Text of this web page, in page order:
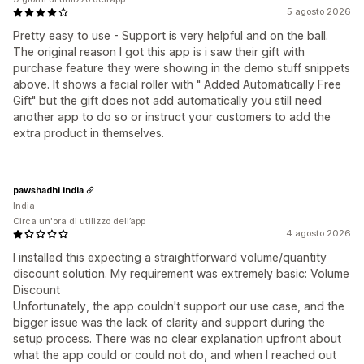
5 agosto 2026
Pretty easy to use - Support is very helpful and on the ball.
The original reason I got this app is i saw their gift with
purchase feature they were showing in the demo stuff snippets
above. It shows a facial roller with " Added Automatically Free
Gift" but the gift does not add automatically you still need
another app to do so or instruct your customers to add the
extra product in themselves.
4 agosto 2026
I installed this expecting a straightforward volume/quantity
discount solution. My requirement was extremely basic: Volume
Discount
Unfortunately, the app couldn't support our use case, and the
bigger issue was the lack of clarity and support during the
setup process. There was no clear explanation upfront about
what the app could or could not do, and when I reached out
pawshadhi.india
India
Circa un'ora di utilizzo dell’app